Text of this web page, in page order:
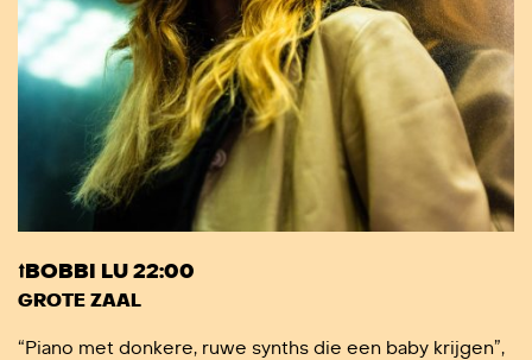
⭡BOBBI LU 22:00
GROTE ZAAL
“Piano met donkere, ruwe synths die een baby krijgen”,